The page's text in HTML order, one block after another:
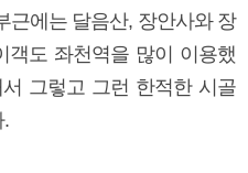
근에는 달음산, 장안사와 장
객도 좌천역을 많이 이용했
그렇고 그런 한적한 시골
.